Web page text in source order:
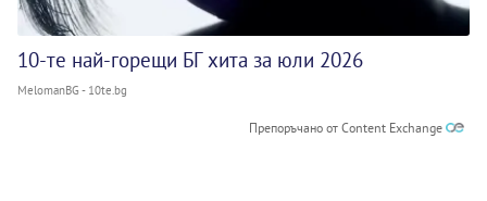
10-те най-горещи БГ хита за юли 2026
MelomanBG - 10te.bg
Препоръчано от Content Exchange